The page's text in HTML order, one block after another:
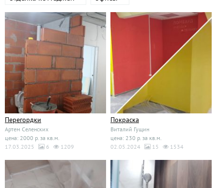
Перегордки
Артем Селенских
цена: 2000 р. за кв.м.
17.03.2025
6 1209
Покраска
Виталий Гущин
цена: 230 р. за кв.м.
02.05.2024
15 1534